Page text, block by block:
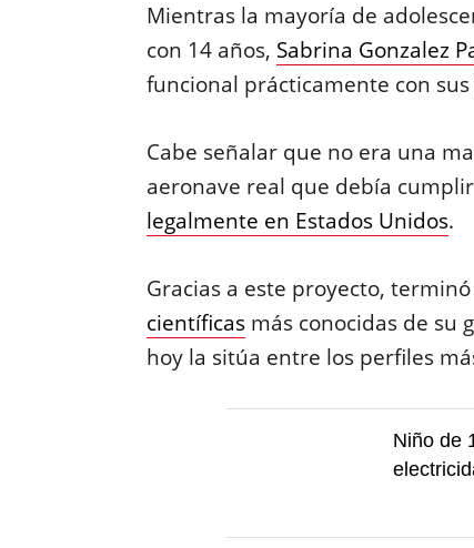
Mientras la mayoría de
con 14 años, Sabrina Gonzalez
funcional prácticamente con
Cabe señalar que no era una
aeronave real que debía
legalmente en Estados Unidos.
Gracias a este proyecto,
científicasmás conocidas de su
hoy la sitúa entre los perfiles
Niño de